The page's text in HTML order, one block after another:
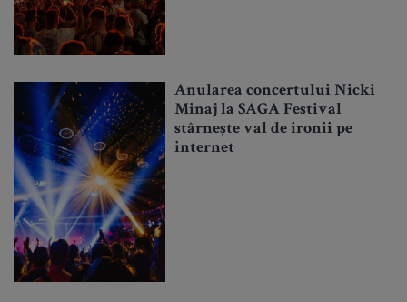
Anularea concertului Nicki
Minaj la SAGA Festival
stârnește val de ironii pe
internet